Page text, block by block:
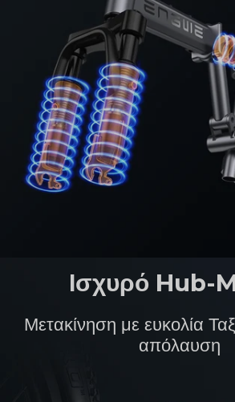
Ισχυρό Hub-
Μετακίνηση με ευκολία
απόλαυση